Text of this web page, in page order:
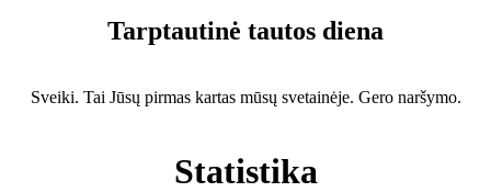
Tarptautinė tautos diena
Sveiki. Tai Jūsų pirmas kartas mūsų svetainėje. Gero naršymo.
Statistika